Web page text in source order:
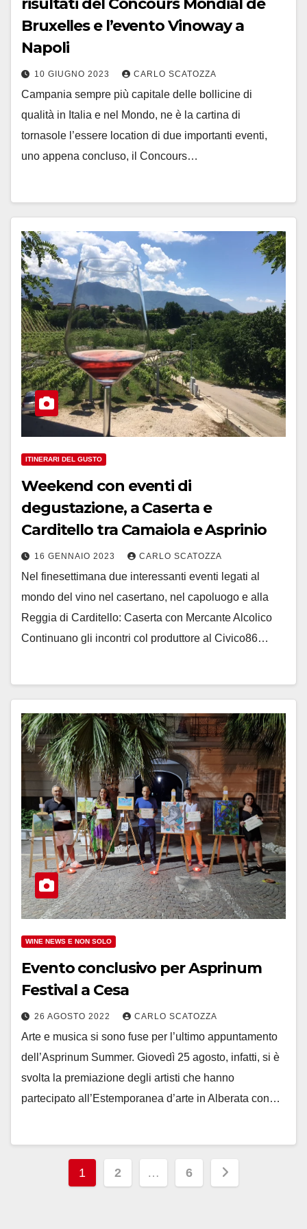
risultati del Concours Mondial de
Bruxelles e l’evento Vinoway a
Napoli
10 GIUGNO 2023 CARLO SCATOZZA
Campania sempre più capitale delle bollicine di
qualità in Italia e nel Mondo, ne è la cartina di
tornasole l’essere location di due importanti eventi,
uno appena concluso, il Concours…
ITINERARI DEL GUSTO
Weekend con eventi di
degustazione, a Caserta e
Carditello tra Camaiola e Asprinio
16 GENNAIO 2023 CARLO SCATOZZA
Nel finesettimana due interessanti eventi legati al
mondo del vino nel casertano, nel capoluogo e alla
Reggia di Carditello: Caserta con Mercante Alcolico
Continuano gli incontri col produttore al Civico86…
WINE NEWS E NON SOLO
Evento conclusivo per Asprinum
Festival a Cesa
26 AGOSTO 2022 CARLO SCATOZZA
Arte e musica si sono fuse per l’ultimo appuntamento
dell’Asprinum Summer. Giovedì 25 agosto, infatti, si è
svolta la premiazione degli artisti che hanno
partecipato all’Estemporanea d’arte in Alberata con…
Paginazione
1 2 … 6